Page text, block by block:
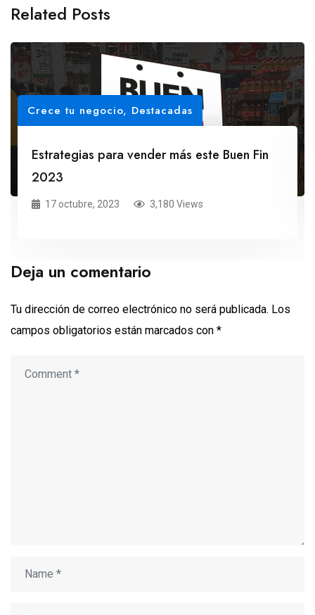
Related Posts
Crece tu negocio, Destacadas
Estrategias para vender más este Buen Fin
2023
17 octubre, 2023 3,180 Views
Deja un comentario
Tu dirección de correo electrónico no será publicada. Los
campos obligatorios están marcados con *